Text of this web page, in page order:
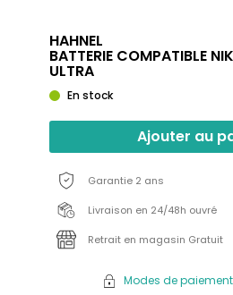
HAHNEL
BATTERIE COMPATIBLE
ULTRA
En stock
Ajouter au
Garantie 2 ans
Livraison en 24/48h ouvré
Retrait en magasin Gratuit
Modes de